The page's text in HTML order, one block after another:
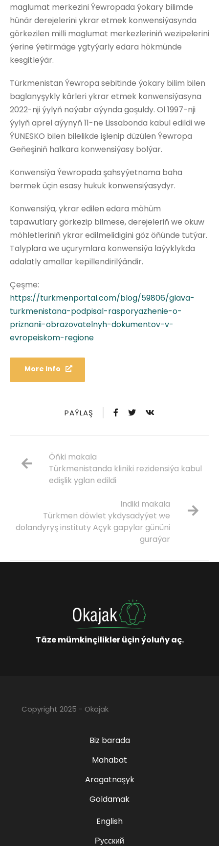
maglumat merkezini Ýewropada ýokary bilimde
hünär derejelerini ykrar etmek konwensiýasynda
görkezilen milli maglumat merkezleriniň wezipelerini
ýerine ýetirmäge ygtyýarly edara hökmünde
kesgitleýär.
Türkmenistan Ýewropa sebitinde ýokary bilim bilen
baglanyşykly kärleri ykrar etmek konwensiýasyna
2022-nji ýylyň noýabr aýynda goşuldy. Ol 1997-nji
ýylyň aprel aýynyň 11-ne Lissabonda kabul edildi we
ÝUNESKO bilen bilelikde işlenip düzülen Ýewropa
Geňeşiniň halkara konwensiýasy bolýar.
Konwensiýa Ýewropada şahsyýetnama baha
bermek üçin esasy hukuk konwensiýasydyr.
Konwensiýa, ykrar edilen edara möhüm
tapawutlary görkezip bilmese, derejeleriň we okuw
möhletleriniň ykrar edilmelidigini göz öňünde tutýar.
Talyplara we uçurymlara konwensiýa laýyklykda
adalatly amallar kepillendirilýändir.
Çeşme:
https://turkmenportal.com/blog/59806/glava-
turkmenistana-podpisal-rasporyazhenie-o-
priznanii-obrazovatelnyh-dokumentov-v-
evropeiskom-regione
More Info
PAÝLAŞ
Öňki makala
Türkmenistanda kliniki rezidensiýa kabul
edişlik yglan edildi
Indiki makala
Türkmen döwlet ykdysadyýet we
dolandyryş instituty Açyk gapylar gününi
guraýar
Täze mümkinçilikler üçin ýoluňy aç.
Copyright 2025 - Okajak
Biz barada
Mahabat
Aragatnaşyk
Goldamak
English
Русский